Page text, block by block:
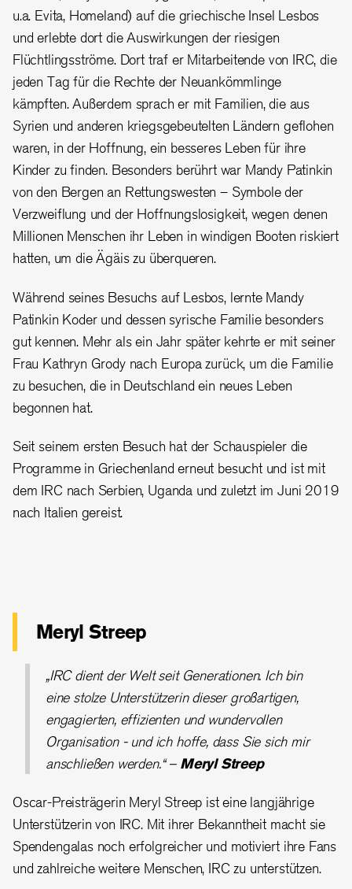
u.a. Evita, Homeland) auf die griechische Insel Lesbos
und erlebte dort die Auswirkungen der riesigen
Flüchtlingsströme. Dort traf er Mitarbeitende von IRC, die
jeden Tag für die Rechte der Neuankömmlinge
kämpften. Außerdem sprach er mit Familien, die aus
Syrien und anderen kriegsgebeutelten Ländern geflohen
waren, in der Hoffnung, ein besseres Leben für ihre
Kinder zu finden. Besonders berührt war Mandy Patinkin
von den Bergen an Rettungswesten – Symbole der
Verzweiflung und der Hoffnungslosigkeit, wegen denen
Millionen Menschen ihr Leben in windigen Booten riskiert
hatten, um die Ägäis zu überqueren.
Während seines Besuchs auf Lesbos, lernte Mandy
Patinkin Koder und dessen syrische Familie besonders
gut kennen. Mehr als ein Jahr später kehrte er mit seiner
Frau Kathryn Grody nach Europa zurück, um die Familie
zu besuchen, die in Deutschland ein neues Leben
begonnen hat.
Seit seinem ersten Besuch hat der Schauspieler die
Programme in Griechenland erneut besucht und ist mit
dem IRC nach Serbien, Uganda und zuletzt im Juni 2019
nach Italien gereist.
Meryl Streep
„IRC dient der Welt seit Generationen. Ich bin
eine stolze Unterstützerin dieser großartigen,
engagierten, effizienten und wundervollen
Organisation - und ich hoffe, dass Sie sich mir
anschließen werden.“ – Meryl Streep
Oscar-Preisträgerin Meryl Streep ist eine langjährige
Unterstützerin von IRC. Mit ihrer Bekanntheit macht sie
Spendengalas noch erfolgreicher und motiviert ihre Fans
und zahlreiche weitere Menschen, IRC zu unterstützen.